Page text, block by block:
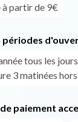
partir de 9€
périodes
tous les jours.
3 matinées
paiement